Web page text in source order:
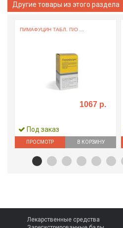
Другие товары из этого раздела
ПИМАФУЦИН ТАБЛ. П/О ...
1067 р.
Под заказ
ПРОСМОТР В КОРЗИНУ
Лекарственные средства